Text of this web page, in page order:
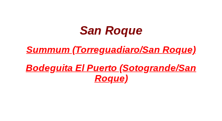
San Roque
Summum (Torreguadiaro/San Roque)
Bodeguita El Puerto (Sotogrande/San
Roque)